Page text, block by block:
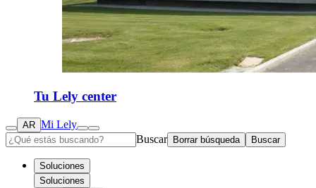
Tu Lely center
AR Mi Lely
Buscar
Borrar búsqueda Buscar
Soluciones
Soluciones